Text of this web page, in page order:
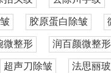
胶原蛋白除皱
微整形 润百颜微整形
超声刀除皱 法思丽